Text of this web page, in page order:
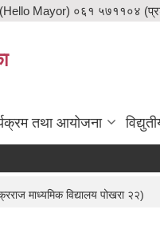
Mayor) ०६१ ५७११०४
तथा आयोजना
माध्यमिक विद्यालय पोखरा २२)